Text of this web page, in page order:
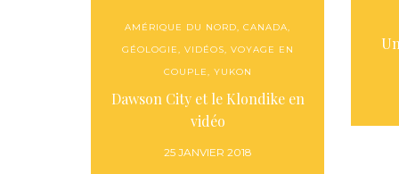
AMÉRIQUE DU NORD,CANADA,
GÉOLOGIE, VIDÉOS, VOYAGE EN
COUPLE, YUKON
Dawson City et le Klondike en
vidéo
25 JANVIER 2018